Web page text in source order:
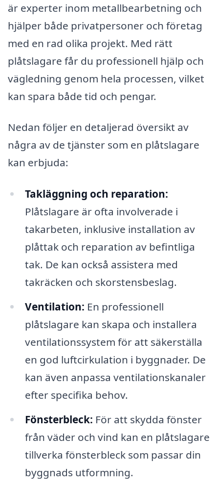
är experter inom metallbearbetning och
hjälper både privatpersoner och företag
med en rad olika projekt. Med rätt
plåtslagare får du professionell hjälp och
vägledning genom hela processen, vilket
kan spara både tid och pengar.
Nedan följer en detaljerad översikt av
några av de tjänster som en plåtslagare
kan erbjuda:
Takläggning och reparation:
Plåtslagare är ofta involverade i
takarbeten, inklusive installation av
plåttak och reparation av befintliga
tak. De kan också assistera med
takräcken och skorstensbeslag.
Ventilation: En professionell
plåtslagare kan skapa och installera
ventilationssystem för att säkerställa
en god luftcirkulation i byggnader. De
kan även anpassa ventilationskanaler
efter specifika behov.
Fönsterbleck: För att skydda fönster
från väder och vind kan en plåtslagare
tillverka fönsterbleck som passar din
byggnads utformning.